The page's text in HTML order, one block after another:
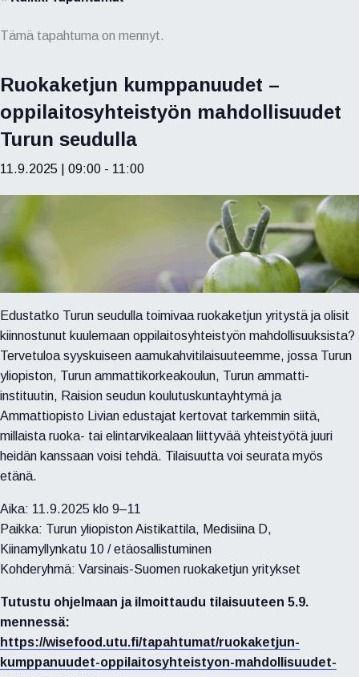
Tämä tapahtuma on mennyt.
Ruokaketjun kumppanuudet –
oppilaitosyhteistyön mahdollisuudet
Turun seudulla
11.9.2025 | 09:00 - 11:00
Edustatko Turun seudulla toimivaa ruokaketjun yritystä ja olisit
kiinnostunut kuulemaan oppilaitosyhteistyön mahdollisuuksista?
Tervetuloa syyskuiseen aamukahvitilaisuuteemme, jossa Turun
yliopiston, Turun ammattikorkeakoulun, Turun ammatti-
instituutin, Raision seudun koulutuskuntayhtymä ja
Ammattiopisto Livian edustajat kertovat tarkemmin siitä,
millaista ruoka- tai elintarvikealaan liittyvää yhteistyötä juuri
heidän kanssaan voisi tehdä. Tilaisuutta voi seurata myös
etänä.
Aika: 11.9.2025 klo 9–11
Paikka: Turun yliopiston Aistikattila, Medisiina D,
Kiinamyllynkatu 10 / etäosallistuminen
Kohderyhmä: Varsinais-Suomen ruokaketjun yritykset
Tutustu ohjelmaan ja ilmoittaudu tilaisuuteen 5.9.
mennessä:
https://wisefood.utu.fi/tapahtumat/ruokaketjun-
kumppanuudet-oppilaitosyhteistyon-mahdollisuudet-